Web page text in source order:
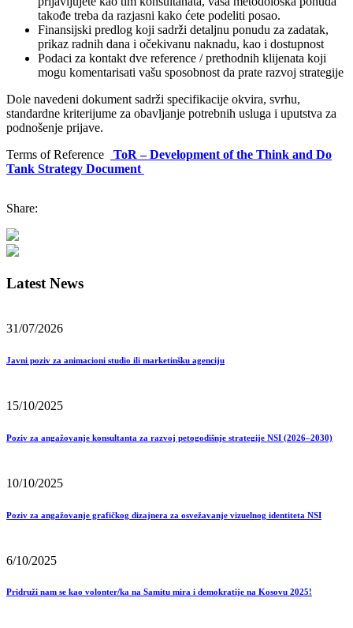
takođe treba da razjasni kako ćete podeliti posao.
Finansijski predlog koji sadrži detaljnu ponudu za zadatak,
prikaz radnih dana i očekivanu naknadu, kao i dostupnost
Podaci za kontakt dve reference / prethodnih klijenata koji
mogu komentarisati vašu sposobnost da prate razvoj strategije
Dole navedeni dokument sadrži specifikacije okvira, svrhu,
standardne kriterijume za obavljanje potrebnih usluga i uputstva za
podnošenje prijave.
Terms of Reference
ToR – Development of the Think and Do
Tank Strategy Document
Share:
Latest News
31/07/2026
Javni poziv za animacioni studio ili marketinšku agenciju
15/10/2025
Poziv za angažovanje konsultanta za razvoj petogodišnje strategije NSI (2026–2030)
10/10/2025
Poziv za angažovanje grafičkog dizajnera za osvežavanje vizuelnog identiteta NSI
6/10/2025
Pridruži nam se kao volonter/ka na Samitu mira i demokratije na Kosovu 2025!